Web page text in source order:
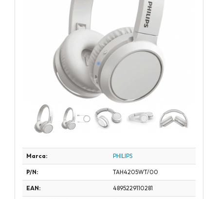
Marca: PHILIPS
P/N: TAH4205WT/00
EAN: 4895229110281